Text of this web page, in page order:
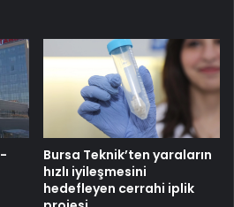
Bursa Teknik’ten yaraların
hızlı iyileşmesini
hedefleyen cerrahi iplik